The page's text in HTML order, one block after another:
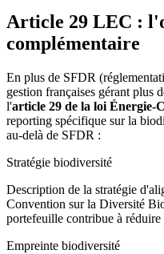
Article 29 LEC :
complémentaire
En plus de SFDR
gestion françaises gérant plus
l'article 29 de la loi Énergie-
reporting spécifique sur la
au-delà de SFDR :
Stratégie biodiversité
Description de la stratégie
Convention sur la Diversité
portefeuille contribue à
Empreinte biodiversité